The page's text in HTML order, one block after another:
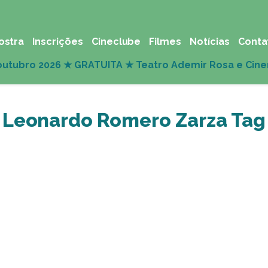
Inscrições Cineclube Filmes Notícias
Leonardo Romero Zarza Tag